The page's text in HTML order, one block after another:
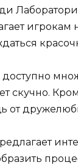
игрокам
скучно.
от